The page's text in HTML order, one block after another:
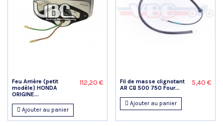
Feu Arrière (petit
modèle) HONDA
ORIGINE...
112,20 €
Ajouter au panier
Fil de masse clignotant
AR CB 500 750 Four...
5,40 €
Ajouter au panier